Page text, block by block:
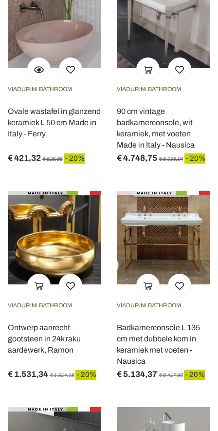
VIADURINI BATHROOM
Ovale wastafel in glanzend
keramiek L 50 cm Made in
Italy - Ferry
€ 421,32 € 526,65 - 20%
VIADURINI BATHROOM
90 cm vintage
badkamerconsole, wit
keramiek, met voeten
Made in Italy - Nausica
€ 4.748,75 € 5.935,94 - 20%
VIADURINI BATHROOM
Ontwerp aanrecht
gootsteen in 24k raku
aardewerk, Ramon
€ 1.531,34 € 1.914,18 - 20%
VIADURINI BATHROOM
Badkamerconsole L 135
cm met dubbele kom in
keramiek met voeten -
Nausica
€ 5.134,37 € 6.417,96 - 20%